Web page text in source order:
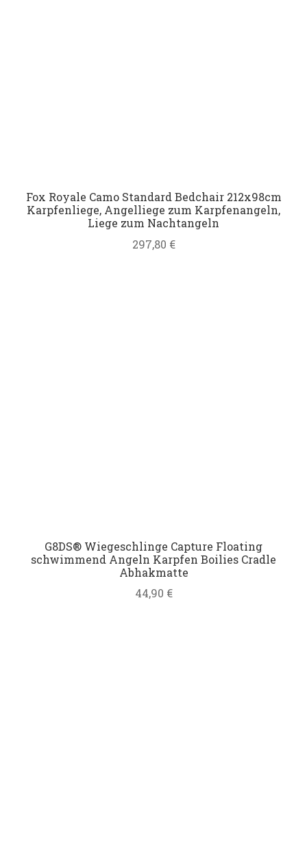
Fox Royale Camo Standard Bedchair 212x98cm
Karpfenliege, Angelliege zum Karpfenangeln,
Liege zum Nachtangeln
297,80 €
G8DS® Wiegeschlinge Capture Floating
schwimmend Angeln Karpfen Boilies Cradle
Abhakmatte
44,90 €